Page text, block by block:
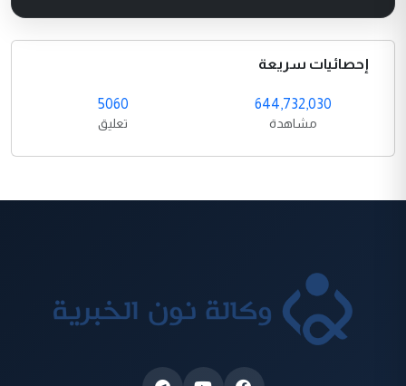
إحصائيات سريعة
644,732,030
مشاهدة
5060
تعليق